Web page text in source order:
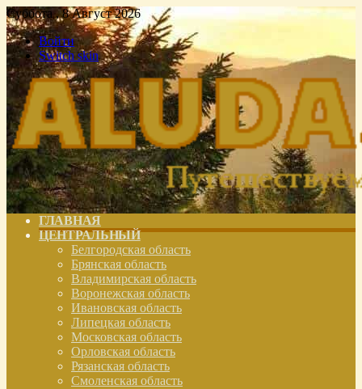
Суббота , 8 Август 2026
Войти
Switch skin
ГЛАВНАЯ
ЦЕНТРАЛЬНЫЙ
Белгородская область
Брянская область
Владимирская область
Воронежская область
Ивановская область
Липецкая область
Московская область
Орловская область
Рязанская область
Смоленская область